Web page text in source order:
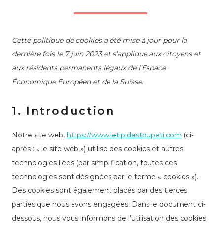
Cette politique de cookies a été mise à jour pour la
dernière fois le 7 juin 2023 et s’applique aux citoyens et
aux résidents permanents légaux de l’Espace
Économique Européen et de la Suisse.
1. Introduction
Notre site web, https://www.letipidestoupeti.com (ci-
après : « le site web ») utilise des cookies et autres
technologies liées (par simplification, toutes ces
technologies sont désignées par le terme « cookies »).
Des cookies sont également placés par des tierces
parties que nous avons engagées. Dans le document ci-
dessous, nous vous informons de l’utilisation des cookies